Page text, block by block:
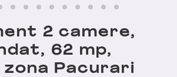
2 camere,
62 mp,
zona Pacurari